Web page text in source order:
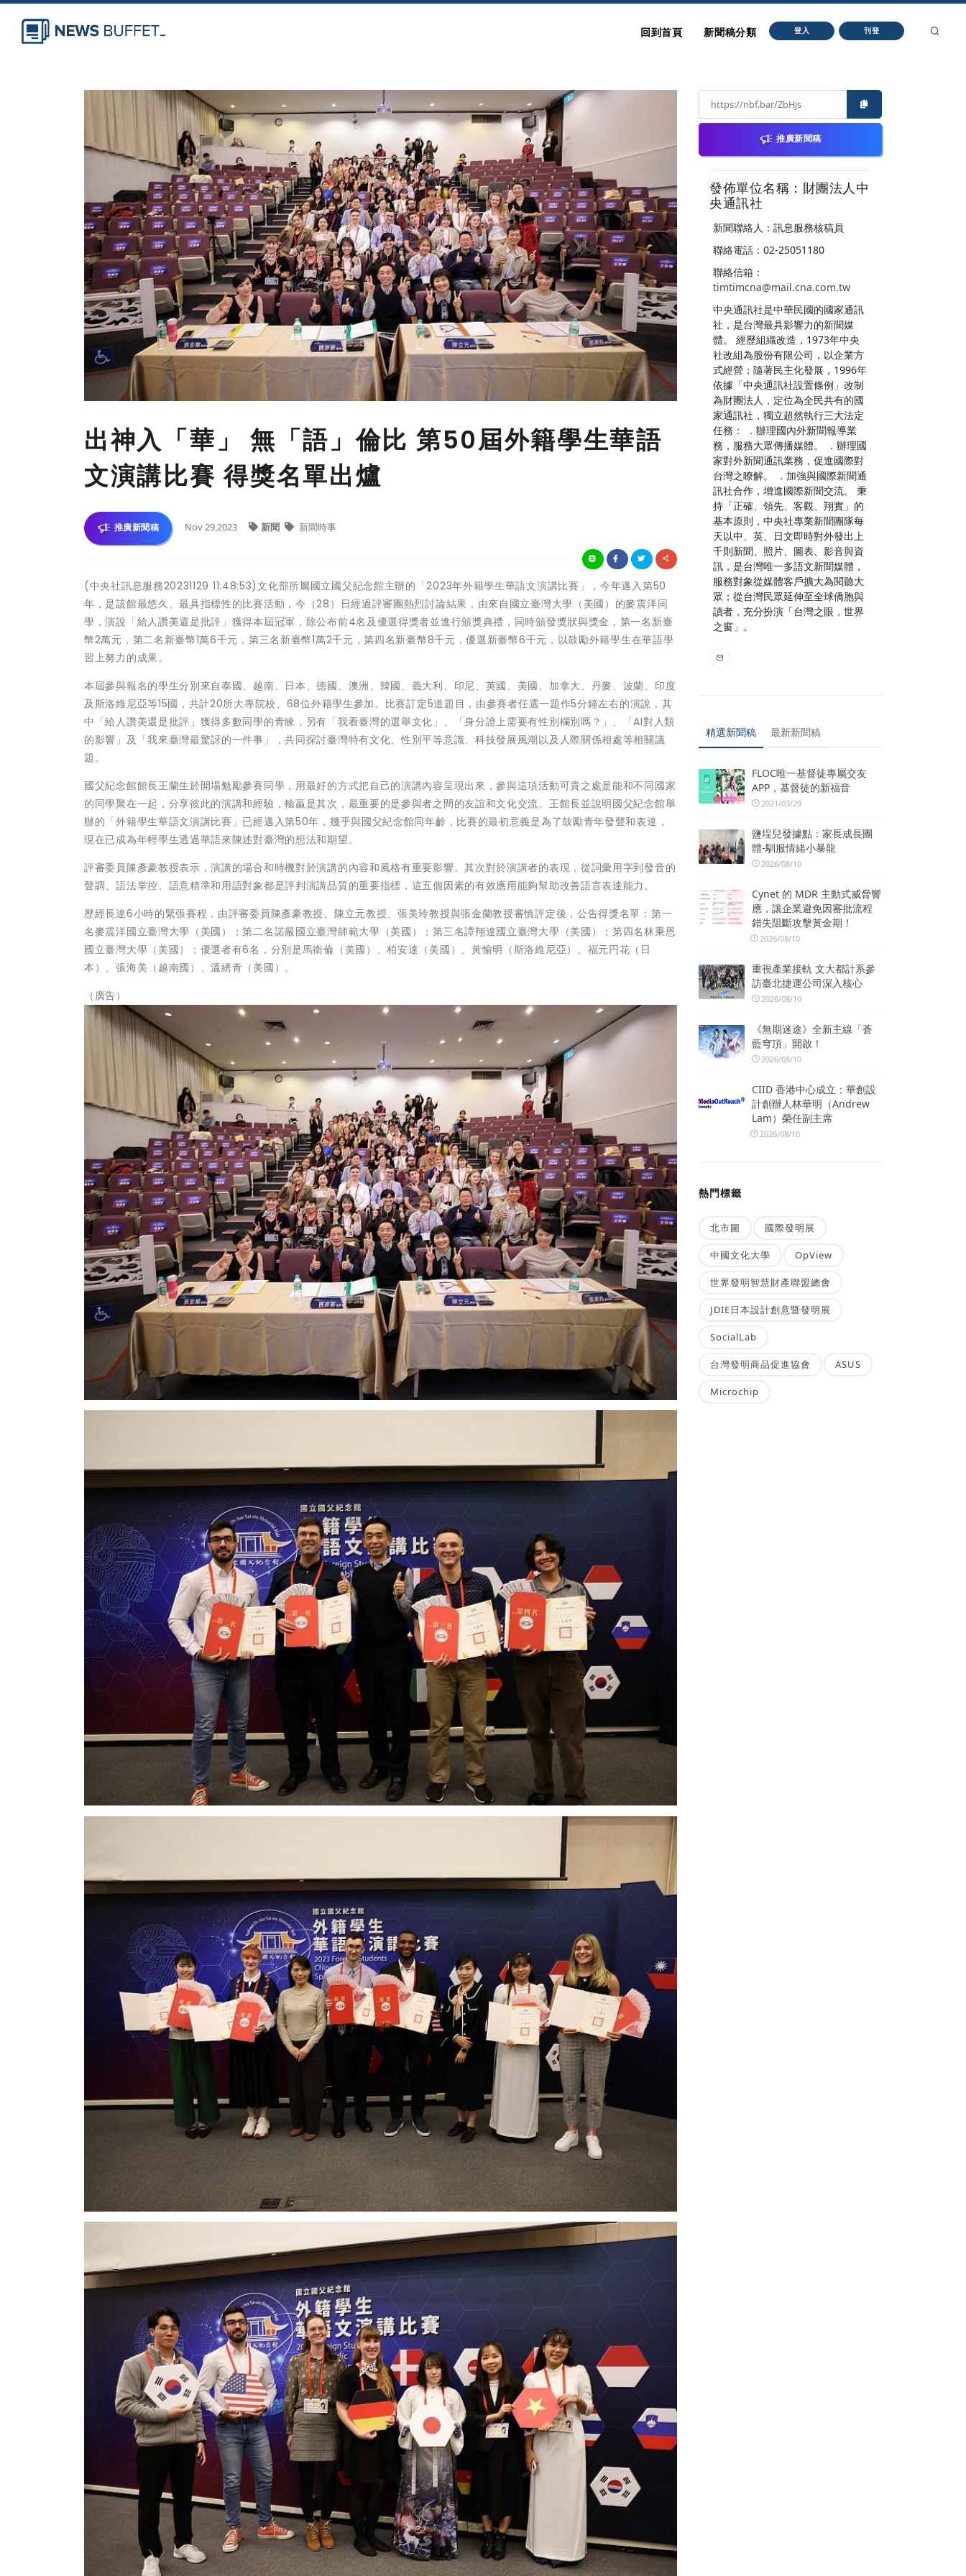
回到首頁 新聞稿分類 登入 刊登
出神入「華」 無「語」倫比 第50屆外籍學生華語
文演講比賽 得獎名單出爐
推廣新聞稿 Nov 29,2023 新聞 新聞時事
(中央社訊息服務20231129 11:48:53)文化部所屬國立國父紀念館主辦的「2023年外籍學生華語文演講比賽」，今年邁入第50
年，是該館最悠久、最具指標性的比賽活動，今（28）日經過評審團熱烈討論結果，由來自國立臺灣大學（美國）的麥震洋同
學，演說「給人讚美還是批評」獲得本屆冠軍，除公布前4名及優選得獎者並進行頒獎典禮，同時頒發獎狀與獎金，第一名新臺
幣2萬元，第二名新臺幣1萬6千元，第三名新臺幣1萬2千元，第四名新臺幣8千元，優選新臺幣6千元，以鼓勵外籍學生在華語學
習上努力的成果。
本屆參與報名的學生分別來自泰國、越南、日本、德國、澳洲、韓國、義大利、印尼、英國、美國、加拿大、丹麥、波蘭、印度
及斯洛維尼亞等15國，共計20所大專院校、68位外籍學生參加。比賽訂定5道題目，由參賽者任選一題作5分鐘左右的演說，其
中「給人讚美還是批評」獲得多數同學的青睞，另有「我看臺灣的選舉文化」、「身分證上需要有性別欄別嗎？」、「AI對人類
的影響」及「我來臺灣最驚訝的一件事」，共同探討臺灣特有文化、性別平等意識、科技發展風潮以及人際關係相處等相關議
題。
國父紀念館館長王蘭生於開場勉勵參賽同學，用最好的方式把自己的演講內容呈現出來，參與這項活動可貴之處是能和不同國家
的同學聚在一起，分享彼此的演講和經驗，輸贏是其次，最重要的是參與者之間的友誼和文化交流。王館長並說明國父紀念館舉
辦的「外籍學生華語文演講比賽」已經邁入第50年，幾乎與國父紀念館同年齡，比賽的最初意義是為了鼓勵青年發聲和表達，
現在已成為年輕學生透過華語來陳述對臺灣的想法和期望。
評審委員陳彥豪教授表示，演講的場合和時機對於演講的內容和風格有重要影響。其次對於演講者的表現，從詞彙用字到發音的
聲調、語法掌控、語意精準和用語對象都是評判演講品質的重要指標，這五個因素的有效應用能夠幫助改善語言表達能力。
歷經長達6小時的緊張賽程，由評審委員陳彥豪教授、陳立元教授、張美玲教授與張金蘭教授審慎評定後，公告得獎名單：第一
名麥震洋國立臺灣大學（美國）；第二名諾嚴國立臺灣師範大學（美國）；第三名譚翔達國立臺灣大學（美國）；第四名林秉恩
國立臺灣大學（美國）；優選者有6名，分別是馬衛倫（美國）、柏安達（美國）、黃愉明（斯洛維尼亞）、福元円花（日
本）、張海美（越南國）、溫綉青（美國）。
（廣告）
推廣新聞稿
發佈單位名稱：財團法人中
央通訊社
新聞聯絡人：訊息服務核稿員
聯絡電話：02-25051180
聯絡信箱：
timtimcna@mail.cna.com.tw
中央通訊社是中華民國的國家通訊
社，是台灣最具影響力的新聞媒
體。 經歷組織改造，1973年中央
社改組為股份有限公司，以企業方
式經營；隨著民主化發展，1996年
依據「中央通訊社設置條例」改制
為財團法人，定位為全民共有的國
家通訊社，獨立超然執行三大法定
任務： ．辦理國內外新聞報導業
務，服務大眾傳播媒體。 ．辦理國
家對外新聞通訊業務，促進國際對
台灣之瞭解。 ．加強與國際新聞通
訊社合作，增進國際新聞交流。 秉
持「正確、領先、客觀、翔實」的
基本原則，中央社專業新聞團隊每
天以中、英、日文即時對外發出上
千則新聞、照片、圖表、影音與資
訊，是台灣唯一多語文新聞媒體，
服務對象從媒體客戶擴大為閱聽大
眾；從台灣民眾延伸至全球僑胞與
讀者，充分扮演「台灣之眼，世界
之窗」。
精選新聞稿 最新新聞稿
FLOC唯一基督徒專屬交友
APP，基督徒的新福音
2021/03/29
鹽埕兒發據點：家長成長團
體-馴服情緒小暴龍
2026/08/10
Cynet 的 MDR 主動式威脅響
應，讓企業避免因審批流程
錯失阻斷攻擊黃金期！
2026/08/10
重視產業接軌 文大都計系參
訪臺北捷運公司深入核心
2026/08/10
《無期迷途》全新主線「蒼
藍穹頂」開啟！
2026/08/10
CIID 香港中心成立：華創設
計創辦人林華明（Andrew
Lam）榮任副主席
2026/08/10
熱門標籤
北市圖 國際發明展
中國文化大學 OpView
世界發明智慧財產聯盟總會
JDIE日本設計創意暨發明展
SocialLab
台灣發明商品促進協會 ASUS
Microchip